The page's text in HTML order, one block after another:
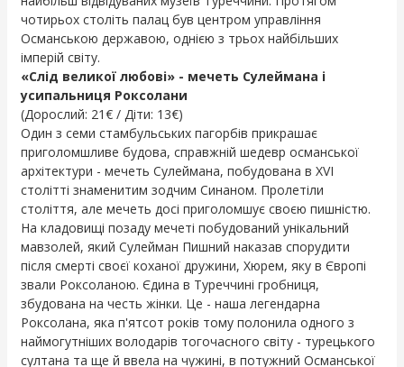
чотирьох століть палац був центром управління
Османською державою, однією з трьох найбільших
імперій світу.
«Слід великої любові» - мечеть Сулеймана і
усипальниця Роксолани
(Дорослий: 21€ / Діти: 13€)
Один з семи стамбульських пагорбів прикрашає
приголомшливе будова, справжній шедевр османської
архітектури - мечеть Сулеймана, побудована в XVI
столітті знаменитим зодчим Синаном. Пролетіли
століття, але мечеть досі приголомшує своєю пишністю.
На кладовищі позаду мечеті побудований унікальний
мавзолей, який Сулейман Пишний наказав спорудити
після смерті своєї коханої дружини, Хюрем, яку в Європі
звали Роксоланою. Єдина в Туреччині гробниця,
збудована на честь жінки. Це - наша легендарна
Роксолана, яка п'ятсот років тому полонила одного з
наймогутніших володарів тогочасного світу - турецького
султана та ще й ввела на чужині, в потужний Османської